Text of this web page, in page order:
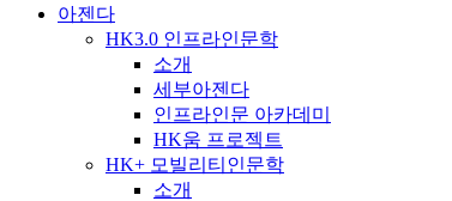
아젠다
HK3.0 인프라인문학
소개
세부아젠다
인프라인문 아카데미
HK움 프로젝트
HK+ 모빌리티인문학
소개